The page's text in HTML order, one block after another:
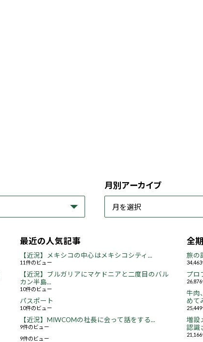
月別アーカイブ
最近の人気記事
【近況】メキシコの中心はメキシコシティ...
11件のビュー
【近況】ブルガリアにマケドニアと二度目のバル
カン半島...
10件のビュー
パスポート
10件のビュー
【近況】MIWCOMの社長に会って話をする...
9件のビュー
9件のビュー
全
旅の
プロ
牛肉
めて
増設
認識